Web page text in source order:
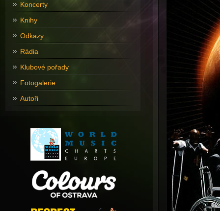
Koncerty
Knihy
Odkazy
Rádia
Klubové pořady
Fotogalerie
Autoři